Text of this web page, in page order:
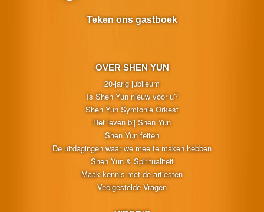
OVER SHEN YUN
20-jarig jubileum
Is Shen Yun nieuw voor u?
Shen Yun Symfonie Orkest
Het leven bij Shen Yun
Shen Yun feiten
De uitdagingen waar we mee te maken hebben
Shen Yun & Spiritualiteit
Maak kennis met de artiesten
Veelgestelde Vragen
Teken ons gastboek